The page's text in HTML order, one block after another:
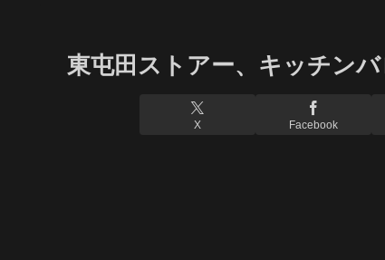
東屯田ストアー、キッチン
X Facebook